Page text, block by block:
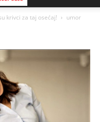
krivci za taj osećaj! umor